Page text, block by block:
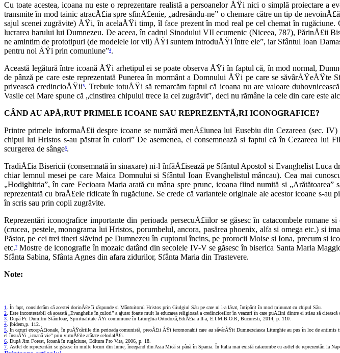
Cu toate acestea, icoana nu este o re­prezentare realistă a persoanelor ÅŸi nici o simplă proiectare a
transmite în mod tainic atracÅ£ia spre sfinÅ£enie, „adresându-ne” o chemare că­tre un tip de
sajul scenei zugrăvite) ÅŸi, în acelaÅŸi timp, îl face prezent în mod real pe cel chemat în
lucrarea harului lui Dumnezeu. De aceea, în ca­drul Sinodului VII ecumenic (Niceea, 787), PărinÅ£ii
ne amintim de prototipuri (de mode­lele lor vii) ÅŸi suntem introduÅŸi între ele”, iar Sfântul Ioan
pentru noi ÅŸi prin comuniune”4.
Această legătură între icoană ÅŸi arhe­tipul ei se poate observa ÅŸi în faptul că, în mod normal,
de pânză pe care este reprezentată Punerea în mormânt a Domnului ÅŸi pe care se
privească credincioÅŸii5. Trebuie totuÅŸi să remarcăm faptul că icoana nu are valoare
Vasile cel Mare spune că „cinstirea chipului trece la cel zugrăvit”, deci nu rămâne la cele din care este
CÂND AU APÄ‚RUT PRIMELE ICOANE SAU REPREZENTÄ‚RI ICONOGRAFICE?
Printre primele informaÅ£ii despre icoane se numără menÅ£iunea lui Eusebiu din Cezareea (sec.
chipul lui Hristos s-au păstrat în culori” De asemenea, el consemnează si faptul că în Cezareea
scurgerea de sânge6.
TradiÅ£ia Bisericii (consemnată în sinaxare) ni-l înfăÅ£isează pe Sfântul Apostol si Evanghelist
chiar lemnul mesei pe care Maica Domnului si Sfântul Ioan Evanghelistul mâncau). Cea mai
„Hodighitria”, în care Fecioara Maria arată cu mâna spre prunc, icoana fiind numită si
reprezentată cu braÅ£ele ridicate în rugăciune. Se crede că varian­tele originale ale acestor icoane s-
în scris sau prin copii zu­grăvite.
Reprezentări iconografice importante din perioada persecuÅ£iilor se găsesc în cata­combele
(crucea, pestele, monograma lui Hristos, porum­belul, ancora, pasărea phoenix, alfa si omega etc.)
Păstor, pe cei trei tineri slăvind pe Dumnezeu în cuptorul încins, pe prorocii Moise si Iona, pre­cum
etc.7 Mostre de iconografie în mozaic datând din seco­lele IV-V se găsesc în biserica Santa Maria
Sfânta Sabina, Sfânta Agnes din afara zidurilor, Sfânta Maria din Trastevere.
Note:
1. În fapt, considerăm că acestei dorinÅ£e îi răspunde si Mântuitorul Hristos prin Giulgiul Său pe care ni l-a lăsat, întipărit în mod minunat cu chipul Său.
2. Este incontestabil că această „Evanghelie în culori” a ajutat foarte mult la educarea religioasă a credinciosilor în veacuri în care puÅ£ini dintre ei stiau să
3. După Pr. Dumitru Stăniloae, Spiritualitate ÅŸi comuniune în Liturghia Ortodoxă,EdiÅ£ia a II-a, E.I.M.B.O.R, Bucuresti, 2014, p. 110.
4. Ibidem,p. 112.
5. În cazuri excepÅ£ionale, în puÅŸcăriile din peri­oada comunistă, preoÅ£ii ÅŸi ieromonahii care au săvârÅŸit Dumnezeiasca Liturghie au pus în loc de
el însuÅŸi „icoa­nă vie” prin virtuÅ£ile arătate celorlalÅ£i.
6. După Jim Forest, Icoană în rugăciune, Editura Pro Vita, 2006, p. 18.
7. Astfel de reprezentări se găsesc în multe locuri din lume, începând din Asia Mică si până în Spania. În Italia mai există catacombe cu astfel de reprezentări la